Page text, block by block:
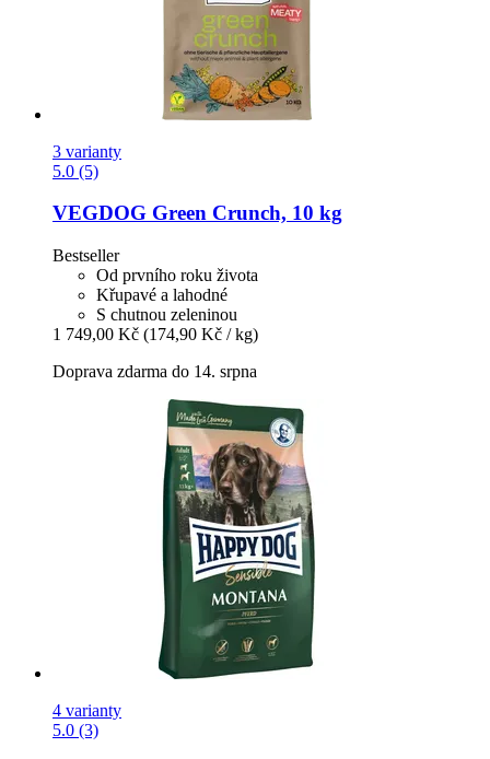
3 varianty
5.0 (5)
VEGDOG Green Crunch, 10 kg
Bestseller
Od prvního roku života
Křupavé a lahodné
S chutnou zeleninou
1 749,00 Kč (174,90 Kč / kg)
Doprava zdarma do 14. srpna
4 varianty
5.0 (3)